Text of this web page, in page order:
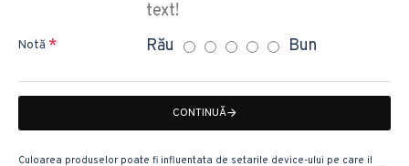
text!
Notă Rău Bun
CONTINUĂ
Culoarea produselor poate fi influentata de setarile device-ului pe care il